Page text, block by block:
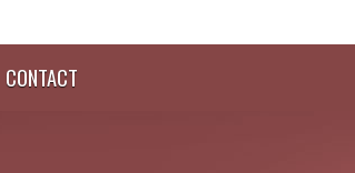
CONTACT